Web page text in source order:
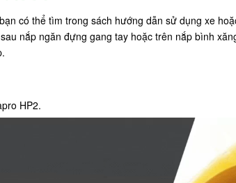
có thể tìm trong sách hướng dẫn sử dụng xe
nắp ngăn đựng gang tay hoặc trên nắp bình
HP2.